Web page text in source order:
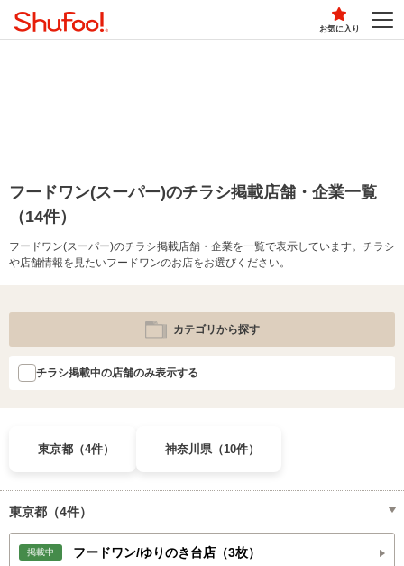
お気に入り
フードワン(スーパー)のチラシ掲載店舗・企業一覧
（14件）
フードワン(スーパー)のチラシ掲載店舗・企業を一覧で表示しています。チラシ
や店舗情報を見たいフードワンのお店をお選びください。
カテゴリから探す
チラシ掲載中の店舗のみ表示する
東京都（4件） 神奈川県（10件）
東京都（4件）
掲載中 フードワン/ゆりのき台店（3枚）